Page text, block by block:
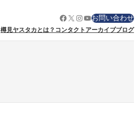
Facebook
X Instagram
YouTube
お問い合わせ
樽見ヤスタカとは？ コンタクト アーカイブブログ